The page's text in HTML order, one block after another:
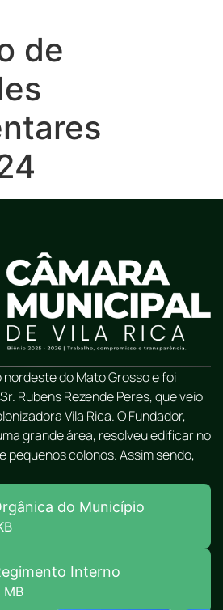
de
nordeste do Mato Grosso e foi
Rubens Rezende Peres, que veio
Vila Rica. O Fundador,
grande área, resolveu edificar no
pequenos colonos. Assim sendo,
do Município
Interno
MB